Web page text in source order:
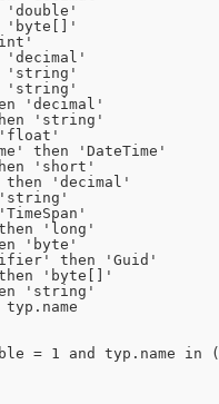
'double'
'byte[]'
'decimal'
'string'
'string'
'decimal'
'string'
'float'
then
'DateTime'
'short'
then
'decimal'
'string'
'TimeSpan'
'long'
'byte'
then
'Guid'
'byte[]'
'string'
typ. name
= 1 and typ. name in (